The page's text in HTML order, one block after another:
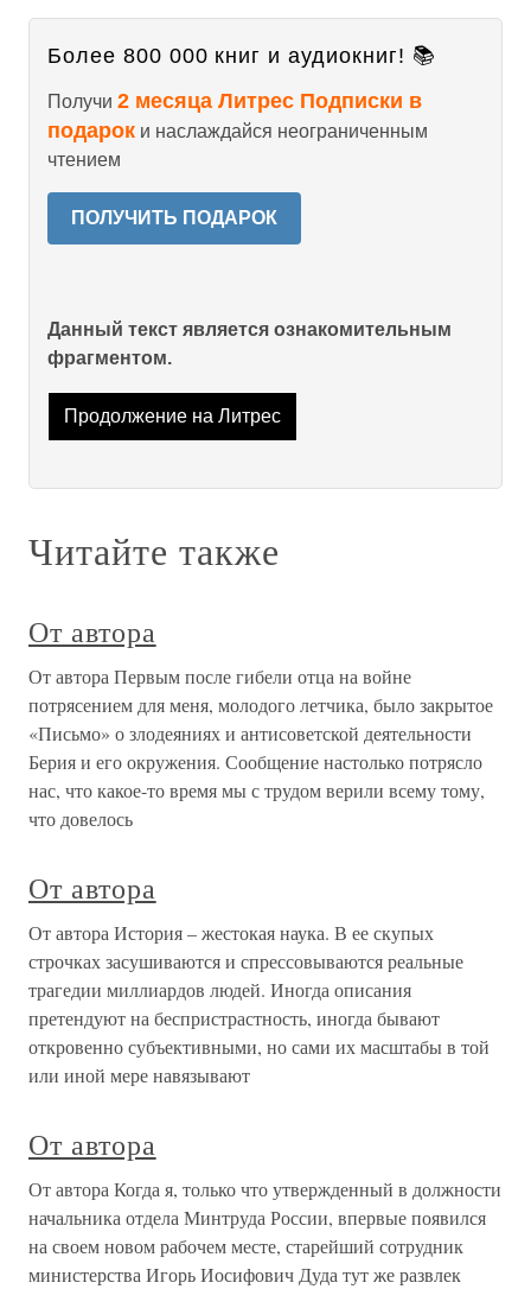
Более 800 000 книг и аудиокниг! 📚
Получи 2 месяца Литрес Подписки в
подарок и наслаждайся неограниченным
чтением
ПОЛУЧИТЬ ПОДАРОК
Данный текст является ознакомительным
фрагментом.
Продолжение на Литрес
Читайте также
От автора
От автора Первым после гибели отца на войне
потрясением для меня, молодого летчика, было закрытое
«Письмо» о злодеяниях и антисоветской деятельности
Берия и его окружения. Сообщение настолько потрясло
нас, что какое-то время мы с трудом верили всему тому,
что довелось
От автора
От автора История – жестокая наука. В ее скупых
строчках засушиваются и спрессовываются реальные
трагедии миллиардов людей. Иногда описания
претендуют на беспристрастность, иногда бывают
откровенно субъективными, но сами их масштабы в той
или иной мере навязывают
От автора
От автора Когда я, только что утвержденный в должности
начальника отдела Минтруда России, впервые появился
на своем новом рабочем месте, старейший сотрудник
министерства Игорь Иосифович Дуда тут же развлек